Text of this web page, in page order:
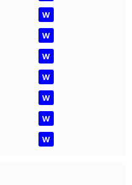
W
W
W
W
W
W
W